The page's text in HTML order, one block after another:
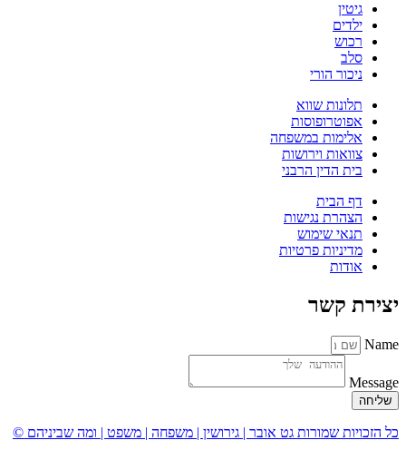
גיטין
ילדים
רכוש
סלב
ניכור הורי
תלונות שווא
אפוטרופוסות
אלימות במשפחה
צוואות וירושות
בית הדין הרבני
דף הבית
הצהרת נגישות
תנאי שימוש
מדיניות פרטיות
אודות
יצירת קשר
Name
Message
שליחה
כל הזכויות שמורות גט אובר | גירושין | משפחה | משפט | ומה שביניהם ©